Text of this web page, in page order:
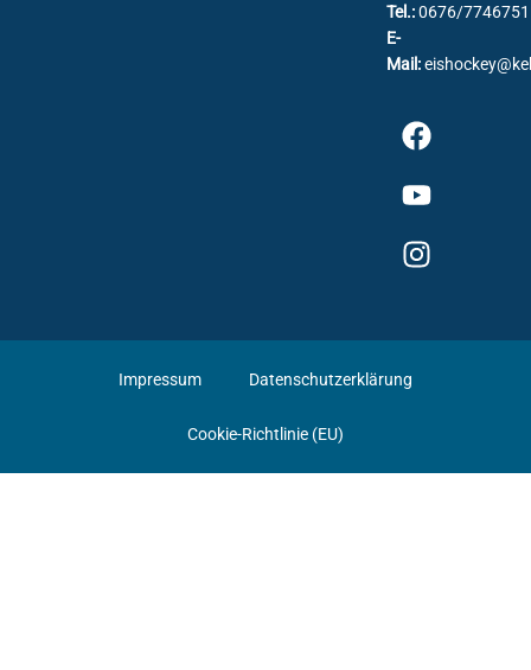
Tel.:0676/7746751
E-
Mail:
Impressum Datenschutzerklärung
Cookie-Richtlinie (EU)